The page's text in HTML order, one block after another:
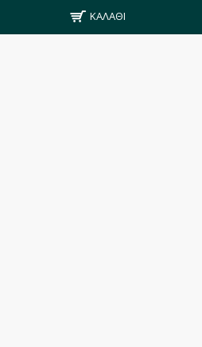
ΚΑΛΆΘΙ